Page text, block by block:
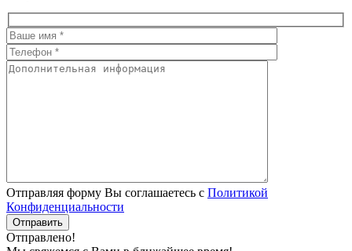
Отправляя форму Вы соглашаетесь с Политикой
Конфиденциальности
Отправлено!